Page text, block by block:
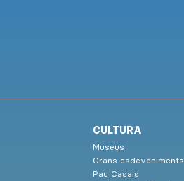
CULTURA
Museus
Grans esdeveniments
Pau Casals